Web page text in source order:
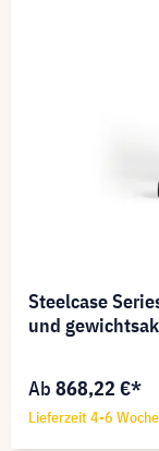
Steelcase
und
Ab 868,22 €*
Lieferzeit 4-6